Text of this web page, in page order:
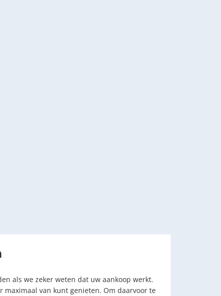
als we zeker weten dat uw aankoop werkt.
maximaal van kunt genieten. Om daarvoor te